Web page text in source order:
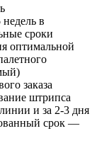
в
сроки
оптимальной
заказа
штрипса
и за 2-3 дня
срок —